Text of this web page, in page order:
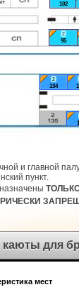
102
2
134
2
95
и главной
пункт.
каюты для
мест